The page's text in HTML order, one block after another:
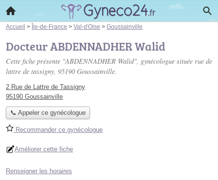
Accueil > Île-de-France > Val-d'Oise > Goussainville
Docteur ABDENNADHER Walid
Cette fiche présente "ABDENNADHER Walid", gynécologue située rue de
lattre de tassigny, 95190 Goussainville.
2 Rue de Lattre de Tassigny
95190 Goussainville
📞 Appeler ce gynécologue
Recommander ce gynécologue
Améliorer cette fiche
Renseigner les horaires